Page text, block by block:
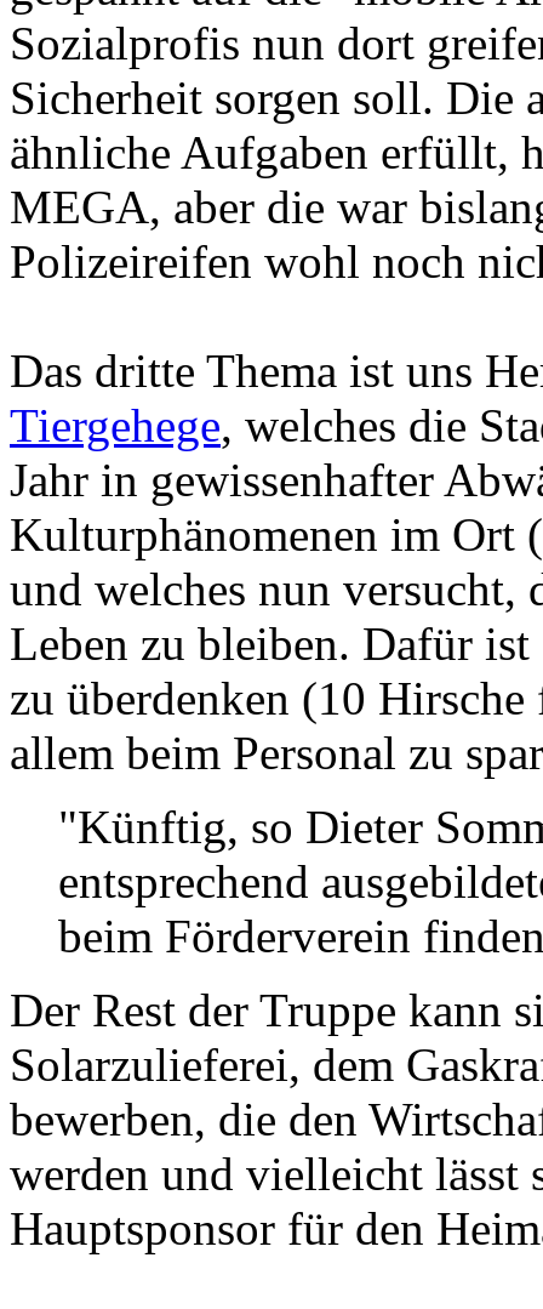
Sozialprofis nun dort
Sicherheit sorgen soll. Die
ähnliche Aufgaben erfüllt,
MEGA, aber die war
Polizeireifen wohl noch
Das dritte Thema ist uns
Tiergehege, welches die
Jahr in gewissenhafter
Kulturphänomenen im Ort
und welches nun versucht,
Leben zu bleiben. Dafür
zu überdenken (10
allem beim Personal zu
"Künftig, so Dieter
entsprechend
beim Förderverein
Der Rest der Truppe kann
Solarzulieferei, dem
bewerben, die den
werden und vielleicht lässt
Hauptsponsor für den